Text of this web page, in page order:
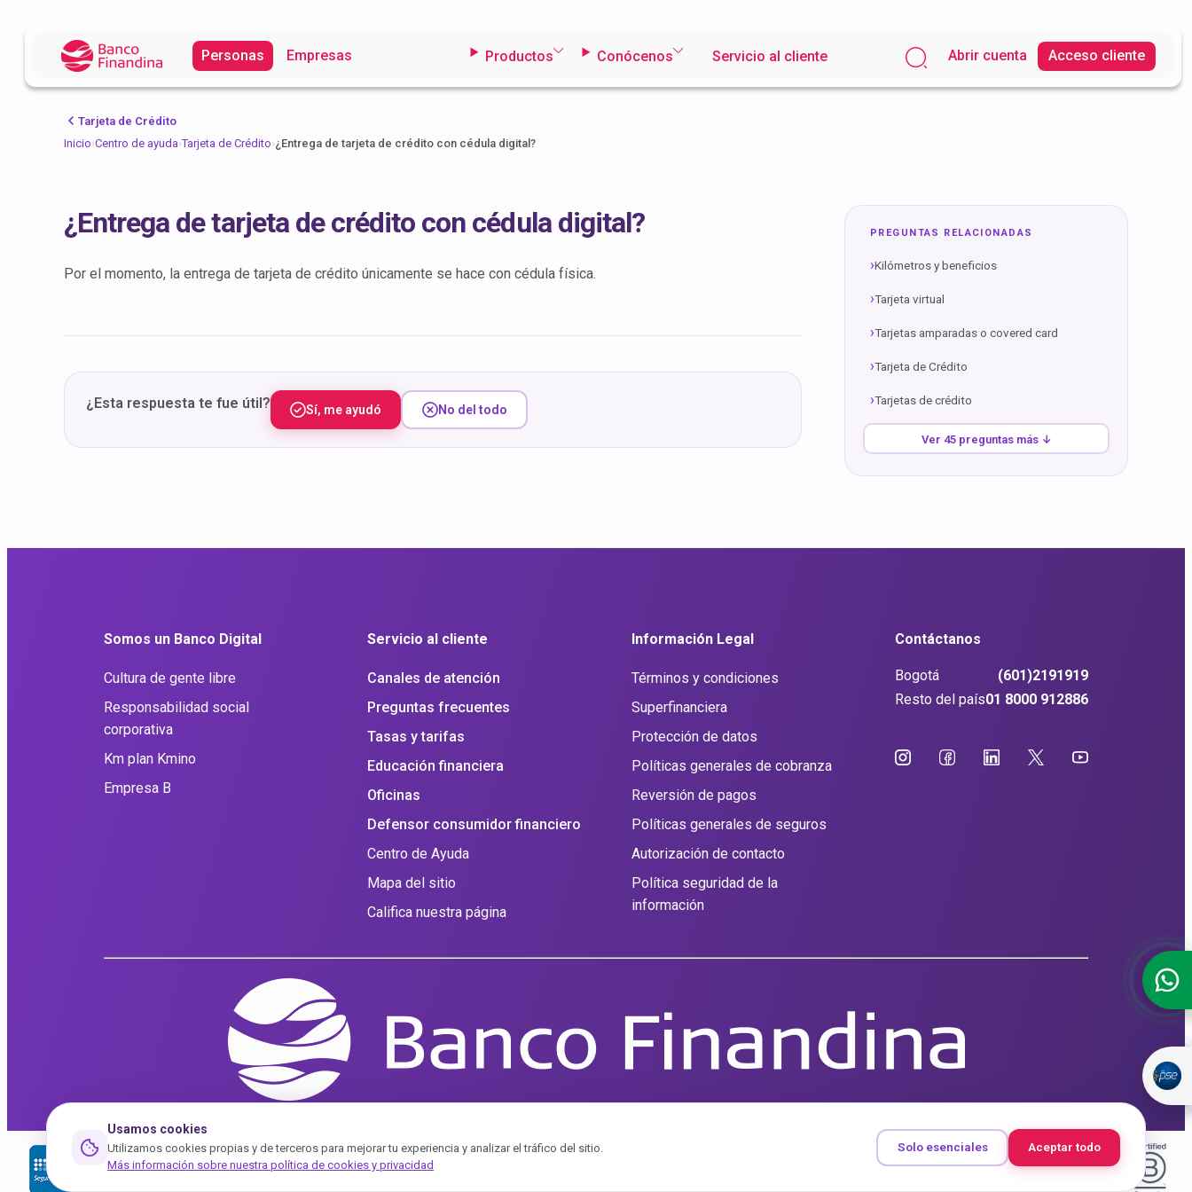
Personas Empresas Productos Conócenos Servicio al cliente Abrir cuenta Acceso cliente
Tarjeta de Crédito
Inicio›Centro de ayuda›Tarjeta de Crédito›¿Entrega de tarjeta de crédito con cédula digital?
¿Entrega de tarjeta de crédito con cédula digital?
Por el momento, la entrega de tarjeta de crédito únicamente se hace con cédula física.
¿Esta respuesta te fue útil? Sí, me ayudó No del todo
PREGUNTAS RELACIONADAS
Kilómetros y beneficios
Tarjeta virtual
Tarjetas amparadas o covered card
Tarjeta de Crédito
Tarjetas de crédito
Ver 45 preguntas más ↓
Somos un Banco Digital
Cultura de gente libre
Responsabilidad social
corporativa
Km plan Kmino
Empresa B
Servicio al cliente
Canales de atención
Preguntas frecuentes
Tasas y tarifas
Educación financiera
Oficinas
Defensor consumidor financiero
Centro de Ayuda
Mapa del sitio
Califica nuestra página
Información Legal
Términos y condiciones
Superfinanciera
Protección de datos
Políticas generales de cobranza
Reversión de pagos
Políticas generales de seguros
Autorización de contacto
Política seguridad de la
información
Contáctanos
Bogotá
(601)2191919
Resto del país01 8000 912886
Usamos cookies
Utilizamos cookies propias y de terceros para mejorar tu experiencia y analizar el tráfico del sitio.
Más información sobre nuestra política de cookies y privacidad
Solo esenciales Aceptar todo